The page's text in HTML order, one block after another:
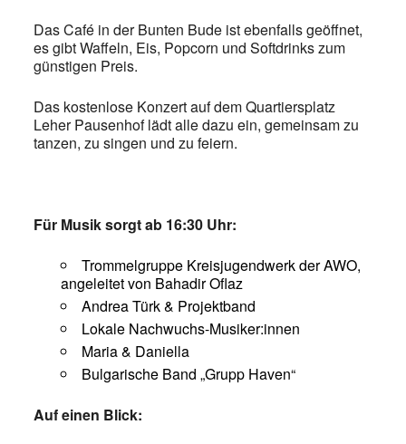
Das Café in der Bunten Bude ist ebenfalls geöffnet,
es gibt Waffeln, Eis, Popcorn und Softdrinks zum
günstigen Preis.
Das kostenlose Konzert auf dem Quartiersplatz
Leher Pausenhof lädt alle dazu ein, gemeinsam zu
tanzen, zu singen und zu feiern.
Für Musik sorgt ab 16:30 Uhr:
Trommelgruppe Kreisjugendwerk der AWO,
angeleitet von Bahadir Oflaz
Andrea Türk & Projektband
Lokale Nachwuchs-Musiker:innen
Maria & Daniella
Bulgarische Band „Grupp Haven“
Auf einen Blick: